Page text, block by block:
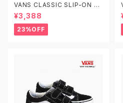
VANS CLASSIC SLIP-ON T
VN000EX8BWW CHECKER
BOARD 12.0-15.0 ヴァンズ ク
ラシック スリッポン ベビーシュ
ーズ
¥3,388
23%OFF